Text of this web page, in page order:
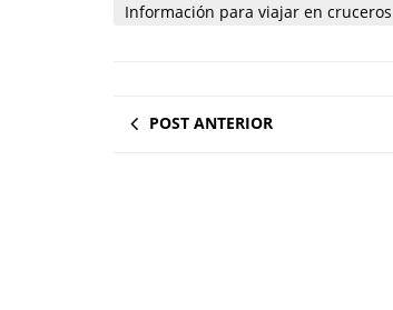
Información para viajar en cruceros
POST ANTERIOR